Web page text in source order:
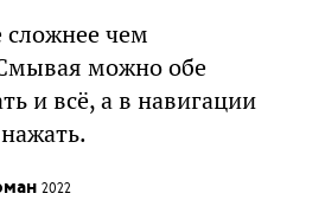
сложнее чем
можно обе
и всё, а в навигации
2022